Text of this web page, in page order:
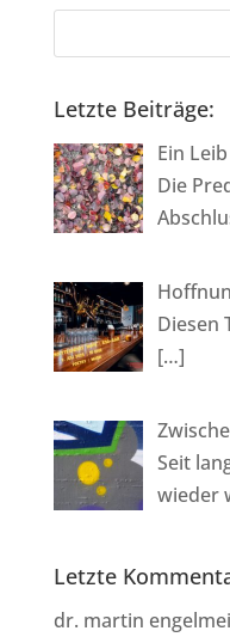
Letzte Beiträge:
Ein
Die
Diesen
[…]
Seit
wieder
Letzte
dr. martin